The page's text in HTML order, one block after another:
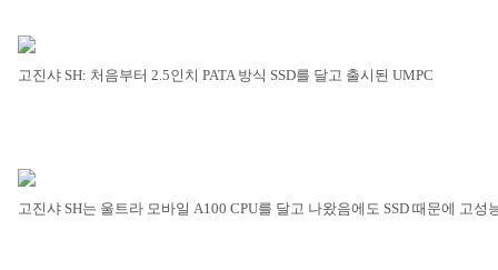
고진샤 SH: 처음부터 2.5인치 PATA 방식 SSD를 달고 출시된 UMPC
고진샤 SH는 울트라 모바일 A100 CPU를 달고 나왔음에도 SSD 때문에 고성